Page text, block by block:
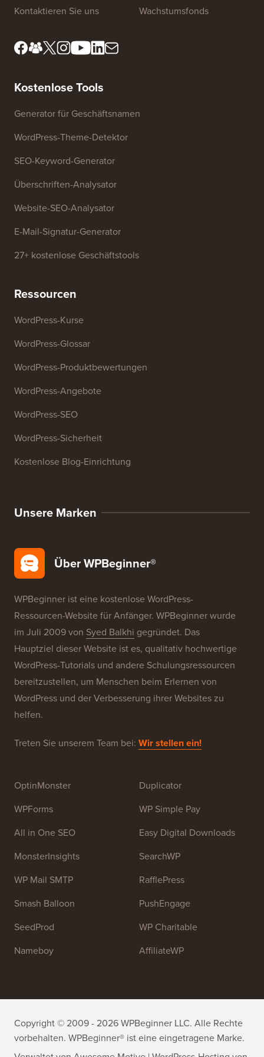
Redaktionsstandards
Lernen Sie unser
Redaktionsboard kennen
Presse & Marken-Assets
Nutzungsbedingungen
Kostenlose Tools
Generator für Geschäftsnamen
WordPress-Theme-Detektor
SEO-Keyword-Generator
Website-SEO-Analysator
E-Mail-Signatur-Generator
27+ kostenlose Geschäftstools
Ressourcen
WordPress-Kurse
WordPress-Glossar
WordPress-Produktbewertungen
WordPress-SEO
Kostenlose Blog-Einrichtung
Unsere Marken
Über WPBeginner®
WPBeginner ist eine kostenlose WordPress-
Ressourcen-Website für Anfänger. WPBeginner wurde
Hauptziel dieser Website ist es, qualitativ hochwertige
WordPress und der Verbesserung ihrer Websites zu
helfen.
Treten Sie unserem Team bei: Wir stellen ein!
OptinMonster
WPForms
All in One SEO
WP Mail SMTP
Smash Balloon
SeedProd
Duplicator
WP Simple Pay
Easy Digital Downloads
RafflePress
PushEngage
WP Charitable